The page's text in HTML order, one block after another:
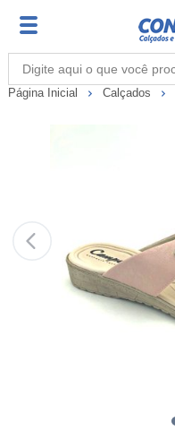
Página Inicial Calçados